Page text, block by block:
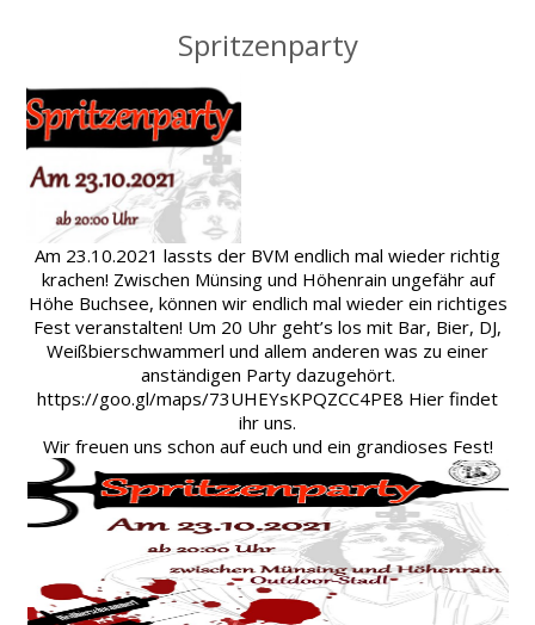
Spritzenparty
Am 23.10.2021 lassts der BVM endlich mal wieder richtig
krachen! Zwischen Münsing und Höhenrain ungefähr auf
Höhe Buchsee, können wir endlich mal wieder ein richtiges
Fest veranstalten! Um 20 Uhr geht’s los mit Bar, Bier, DJ,
Weißbierschwammerl und allem anderen was zu einer
anständigen Party dazugehört.
https://goo.gl/maps/73UHEYsKPQZCC4PE8 Hier findet
ihr uns.
Wir freuen uns schon auf euch und ein grandioses Fest!